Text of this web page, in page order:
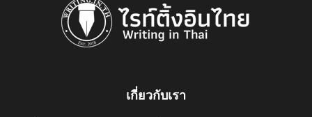
เกี่ยวกับเรา